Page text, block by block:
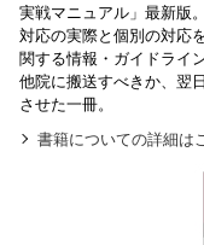
実戦マニュアル」最新版
対応の実際と個別の対応
関する情報・ガイドライ
他院に搬送すべきか、翌
させた一冊。
書籍についての詳細は